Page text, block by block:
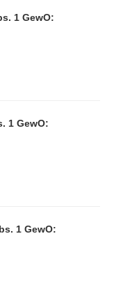
1 GewO:
1 GewO:
1 GewO: